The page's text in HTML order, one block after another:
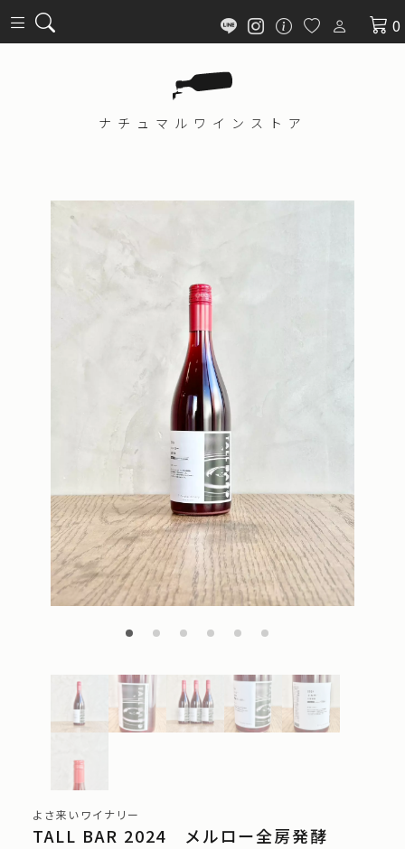
0
ナチュマル ワインストア
よさ来いワイナリー
TALL BAR 2024 メルロー全房発酵